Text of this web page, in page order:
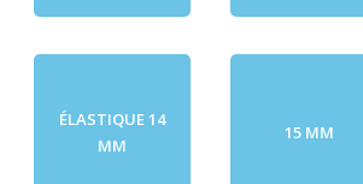
ÉLASTIQUE 14
MM
15 MM